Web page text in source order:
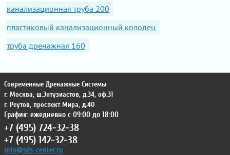
канализационная труба 200
пластиковый канализационный колодец
труба дренажная 160
Современные Дренажные Системы
г. Москва, ш.Энтузиастов, д.34, оф.31
г. Реутов, проспект Мира, д.40
График: ежедневно с 09:00 до 18:00
+7 (495) 724-32-38
+7 (495) 142-32-38
info@sds-center.ru